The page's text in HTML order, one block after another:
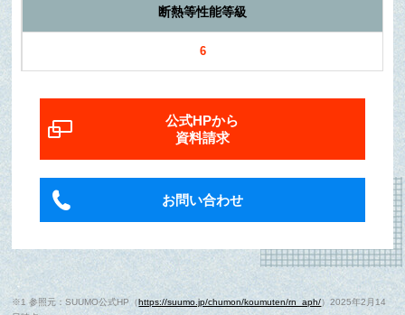
断熱等性能等級
6
公式HPから
資料請求
お問い合わせ
※1 参照元：SUUMO公式HP（https://suumo.jp/chumon/koumuten/rn_aph/）2025年2月14